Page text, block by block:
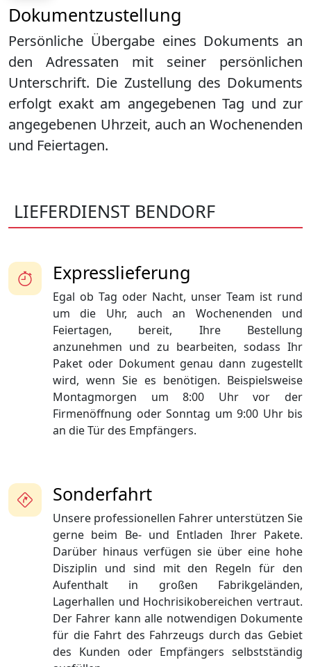
Dokumentzustellung
Persönliche Übergabe eines Dokuments an
den Adressaten mit seiner persönlichen
Unterschrift. Die Zustellung des Dokuments
erfolgt exakt am angegebenen Tag und zur
angegebenen Uhrzeit, auch an Wochenenden
und Feiertagen.
LIEFERDIENST BENDORF
Sonderfahrt
Unsere professionellen Fahrer unterstützen Sie
gerne beim Be- und Entladen Ihrer Pakete.
Darüber hinaus verfügen sie über eine hohe
Disziplin und sind mit den Regeln für den
Aufenthalt in großen Fabrikgeländen,
Lagerhallen und Hochrisikobereichen vertraut.
Der Fahrer kann alle notwendigen Dokumente
für die Fahrt des Fahrzeugs durch das Gebiet
des Kunden oder Empfängers selbstständig
Expresslieferung
Egal ob Tag oder Nacht, unser Team ist rund
um die Uhr, auch an Wochenenden und
Feiertagen, bereit, Ihre Bestellung
anzunehmen und zu bearbeiten, sodass Ihr
Paket oder Dokument genau dann zugestellt
wird, wenn Sie es benötigen. Beispielsweise
Montagmorgen um 8:00 Uhr vor der
Firmenöffnung oder Sonntag um 9:00 Uhr bis
an die Tür des Empfängers.